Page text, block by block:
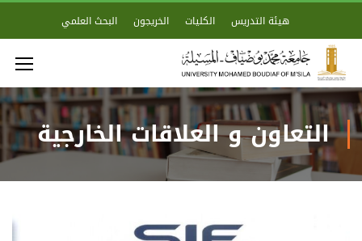
هيئة التدريس الكليات الخريجون البحث العلمي
التعاون و العلاقات الخارجية